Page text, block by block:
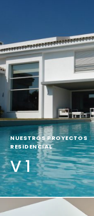
NUESTROS PROYECTOS|
RESIDENCIAL
V 1